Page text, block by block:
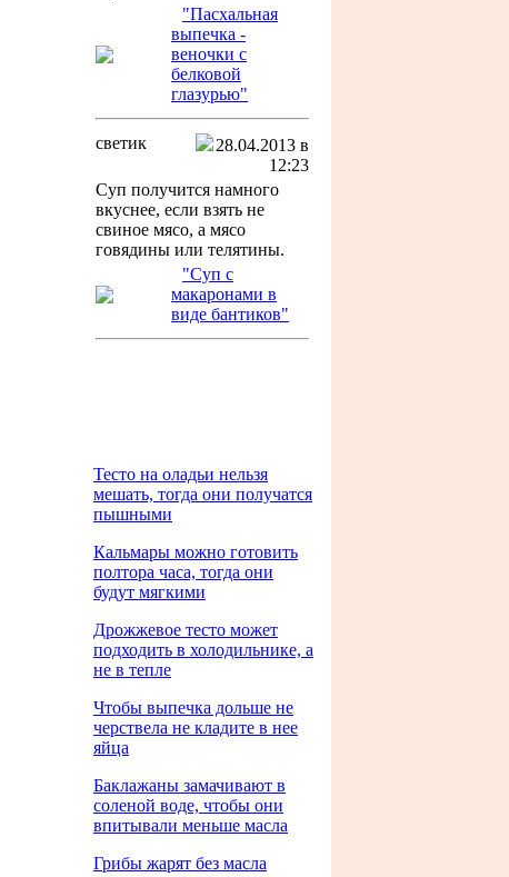
"Пасхальная
выпечка -
веночки с
белковой
глазурью"
светик
28.04.2013 в
12:23
Суп получится намного
вкуснее, если взять не
свиное мясо, а мясо
говядины или телятины.
"Суп с
макаронами в
виде бантиков"
Тесто на оладьи нельзя
мешать, тогда они получатся
пышными
Кальмары можно готовить
полтора часа, тогда они
будут мягкими
Дрожжевое тесто может
подходить в холодильнике, а
не в тепле
Чтобы выпечка дольше не
черствела не кладите в нее
яйца
Баклажаны замачивают в
соленой воде, чтобы они
впитывали меньше масла
Грибы жарят без масла